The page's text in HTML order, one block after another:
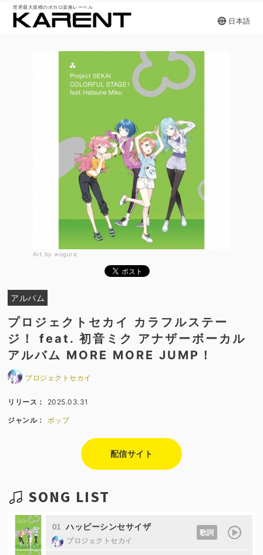
世界最大規模のボカロ楽曲レーベル
日本語
Art by wogura
アルバム
プロジェクトセカイ カラフルステー
ジ！ feat. 初音ミク アナザーボーカル
アルバム MORE MORE JUMP！
プロジェクトセカイ
リリース： 2025.03.31
ジャンル： ポップ
配信サイト
SONG LIST
01 ハッピーシンセサイザ
プロジェクトセカイ
歌詞